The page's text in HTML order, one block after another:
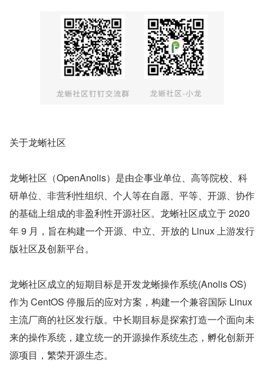
关于龙蜥社区
龙蜥社区（OpenAnolis）是由企事业单位、高等院校、科
研单位、非营利性组织、个人等在自愿、平等、开源、协作
的基础上组成的非盈利性开源社区。龙蜥社区成立于 2020
年 9 月，旨在构建一个开源、中立、开放的 Linux 上游发行
版社区及创新平台。
龙蜥社区成立的短期目标是开发龙蜥操作系统(Anolis OS)
作为 CentOS 停服后的应对方案，构建一个兼容国际 Linux
主流厂商的社区发行版。中长期目标是探索打造一个面向未
来的操作系统，建立统一的开源操作系统生态，孵化创新开
源项目，繁荣开源生态。